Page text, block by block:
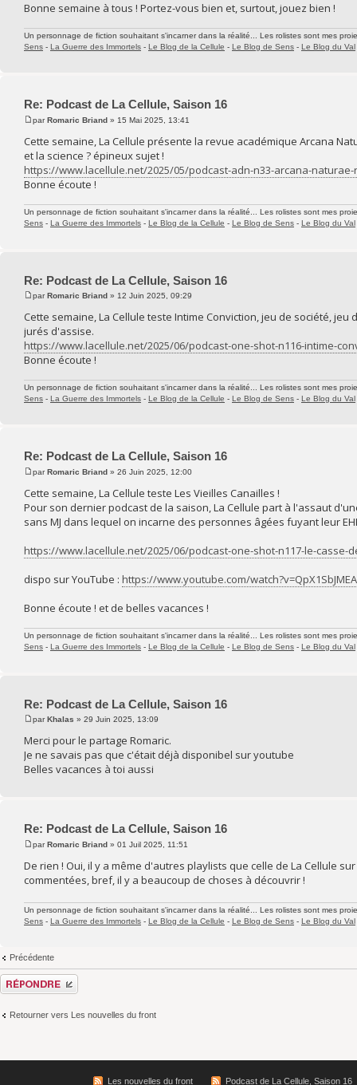
Bonne semaine à tous ! Portez-vous bien et, surtout, jouez bien !
Un personnage de fiction souhaitant s'incarner dans la réalité... Les rolistes sont mes
Sens - La Guerre des Immortels - Le Blog de la Cellule - Le Blog de Sens - Le Blog du Val
Re: Podcast de La Cellule, Saison 16
parRomaric Briand » 15 Mai 2025, 13:41
Cette semaine, La Cellule présente la revue académique Arcana
et la science ? épineux sujet !
https://www.lacellule.net/2025/05/podcast-adn-n33-arcana-
Bonne écoute !
Un personnage de fiction souhaitant s'incarner dans la réalité... Les rolistes sont mes
Sens - La Guerre des Immortels - Le Blog de la Cellule - Le Blog de Sens - Le Blog du Val
Re: Podcast de La Cellule, Saison 16
parRomaric Briand » 12 Juin 2025, 09:29
Cette semaine, La Cellule teste Intime Conviction, jeu de société,
jurés d'assise.
https://www.lacellule.net/2025/06/podcast-one-shot-n116-intime-
Bonne écoute !
Un personnage de fiction souhaitant s'incarner dans la réalité... Les rolistes sont mes
Sens - La Guerre des Immortels - Le Blog de la Cellule - Le Blog de Sens - Le Blog du Val
Re: Podcast de La Cellule, Saison 16
parRomaric Briand » 26 Juin 2025, 12:00
Cette semaine, La Cellule teste Les Vieilles Canailles !
Pour son dernier podcast de la saison, La Cellule part à l'assaut
sans MJ dans lequel on incarne des personnes âgées fuyant leur
https://www.lacellule.net/2025/06/podcast-one-shot-n117-le-casse-
dispo sur YouTube : https://www.youtube.com/
Bonne écoute ! et de belles vacances !
Un personnage de fiction souhaitant s'incarner dans la réalité... Les rolistes sont mes
Sens - La Guerre des Immortels - Le Blog de la Cellule - Le Blog de Sens - Le Blog du Val
Re: Podcast de La Cellule, Saison 16
parKhalas » 29 Juin 2025, 13:09
Merci pour le partage Romaric.
Je ne savais pas que c'était déjà disponibel sur youtube
Belles vacances à toi aussi
Re: Podcast de La Cellule, Saison 16
parRomaric Briand » 01 Juil 2025, 11:51
De rien ! Oui, il y a même d'autres playlists que celle de La Cellule
commentées, bref, il y a beaucoup de choses à découvrir !
Un personnage de fiction souhaitant s'incarner dans la réalité... Les rolistes sont mes
Sens - La Guerre des Immortels - Le Blog de la Cellule - Le Blog de Sens - Le Blog du Val
Précédente
Répondre
Retourner vers Les nouvelles du front
Les nouvelles du front Podcast de La Cellule, Saison 16